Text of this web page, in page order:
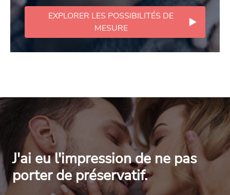
EXPLORER LES POSSIBILITÉS DE
MESURE
J'ai eu l'impression de ne pas
porter de préservatif.